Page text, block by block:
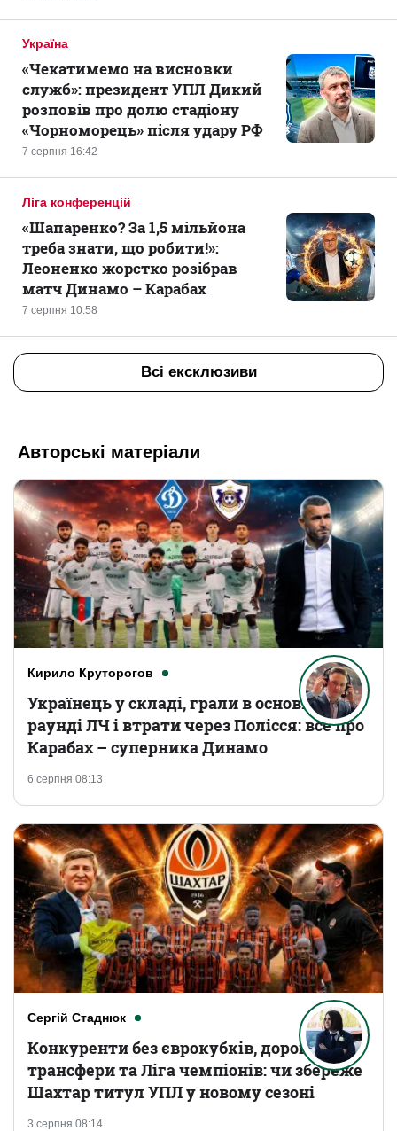
Україна
7 серпня 16:42
«Чекатимемо на висновки
служб»: президент УПЛ Дикий
розповів про долю стадіону
«Чорноморець» після удару РФ
Ліга конференцій
7 серпня 10:58
«Шапаренко? За 1,5 мільйона
треба знати, що робити!»:
Леоненко жорстко розібрав
матч Динамо – Карабах
Всі ексклюзиви
Авторські матеріали
Кирило Круторогов
6 серпня 08:13
Українець у складі, грали в основному
раунді ЛЧ і втрати через Полісся: все про
Карабах – суперника Динамо
Сергій Стаднюк
3 серпня 08:14
Конкуренти без єврокубків, дорогі
трансфери та Ліга чемпіонів: чи збереже
Шахтар титул УПЛ у новому сезоні